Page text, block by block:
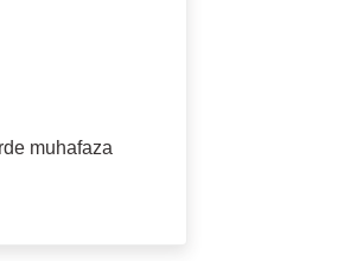
muhafaza